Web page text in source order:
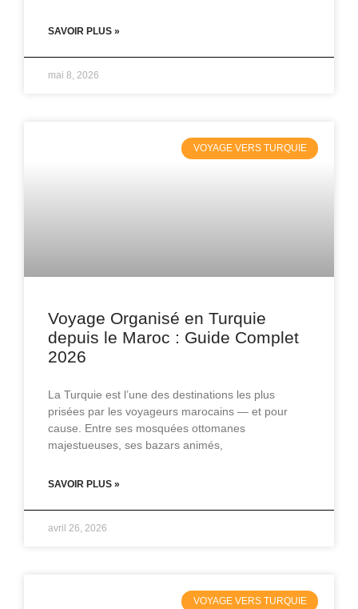
SAVOIR PLUS »
mai 8, 2026
VOYAGE VERS TURQUIE
Voyage Organisé en Turquie
depuis le Maroc : Guide Complet
2026
La Turquie est l’une des destinations les plus
prisées par les voyageurs marocains — et pour
cause. Entre ses mosquées ottomanes
majestueuses, ses bazars animés,
SAVOIR PLUS »
avril 26, 2026
VOYAGE VERS TURQUIE